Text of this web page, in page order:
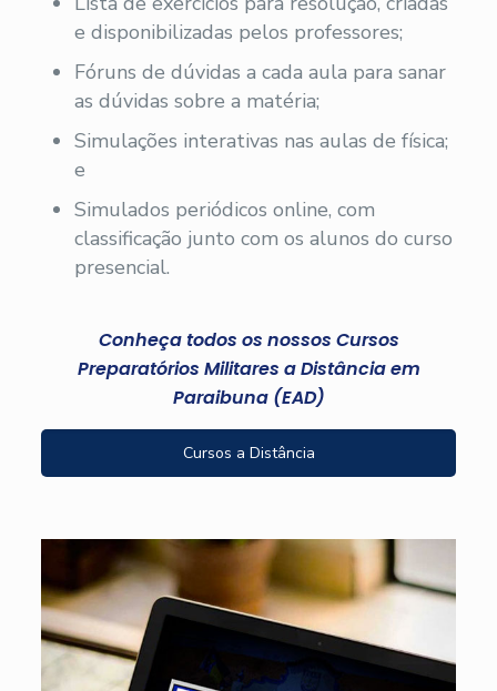
e disponibilizadas pelos professores;
Fóruns de dúvidas a cada aula para sanar
as dúvidas sobre a matéria;
Simulações interativas nas aulas de física;
e
Simulados periódicos online, com
classificação junto com os alunos do curso
presencial.
Conheça todos os nossos Cursos
Preparatórios Militares a Distância em
Paraibuna (EAD)
Cursos a Distância